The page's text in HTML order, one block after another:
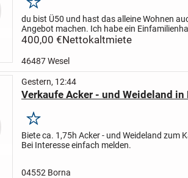
Merken
du bist Ü50 und hast das alleine Wohnen
Angebot machen. Ich habe ein
und zur Zeit bis Anfang Oktober noch das
400,00 €Nettokaltmiete
46487 Wesel
Gestern, 12:44
Verkaufe Acker - und Weideland in
Merken
Biete ca. 1,75h Acker - und Weideland zum
Bei Interesse einfach melden.
04552 Borna